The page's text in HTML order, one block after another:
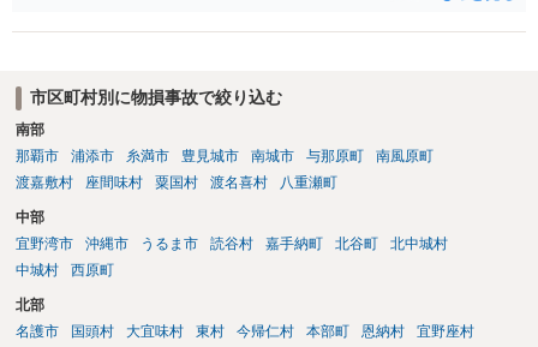
市区町村別に物損事故で絞り込む
南部
那覇市
浦添市 糸満市 豊見城市 南城市 与那原町
南風原町
渡嘉敷村
座間味村 粟国村 渡名喜村 八重瀬町
中部
宜野湾市
沖縄市 うるま市 読谷村 嘉手納町 北谷町
北中城村
中城村
西原町
北部
名護市
国頭村 大宜味村 東村 今帰仁村 本部町 恩納村
宜野座村